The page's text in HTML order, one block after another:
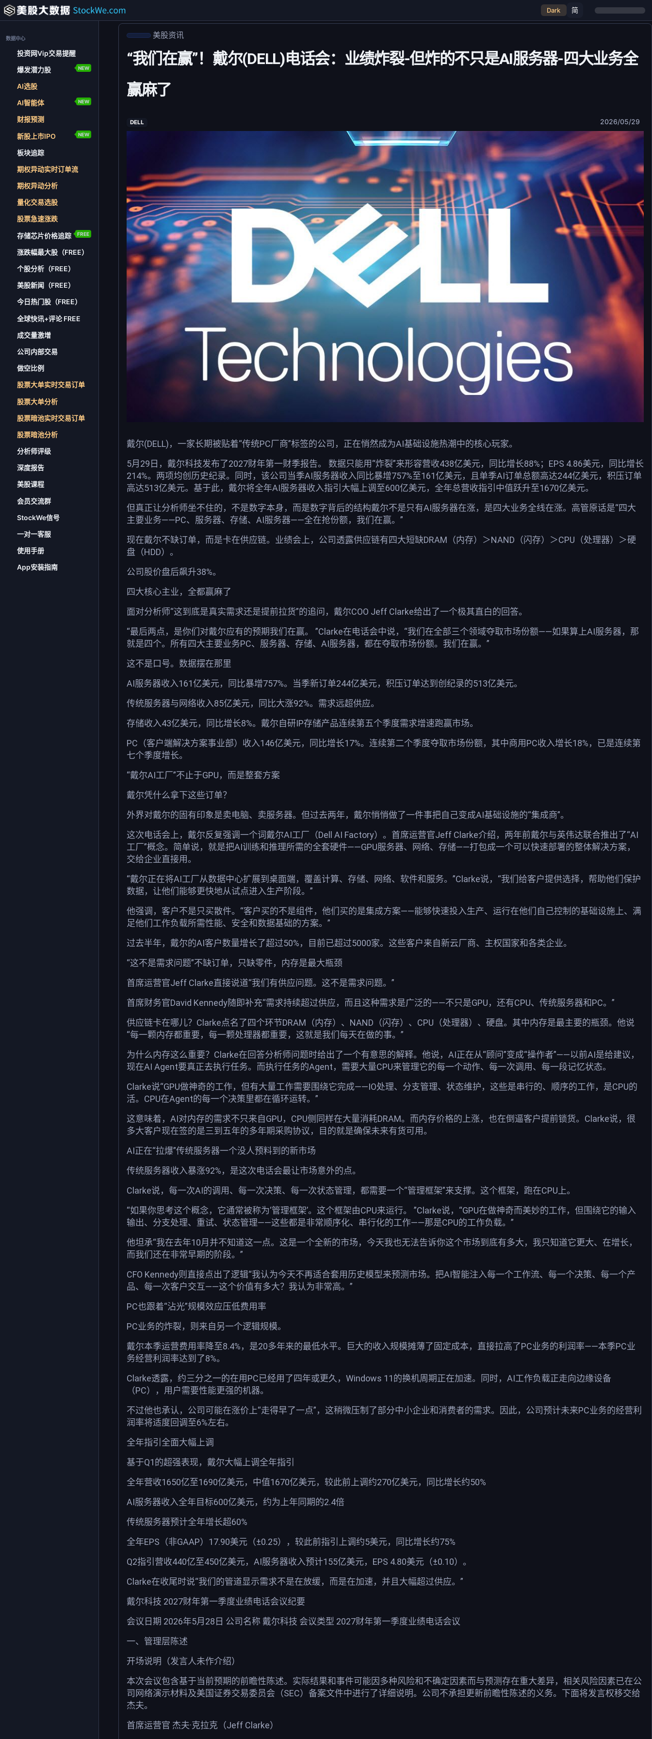
数据中心
投资网Vip交易提醒
爆发潜力股 NEW
AI选股
AI智能体 NEW
财报预测
新股上市IPO NEW
板块追踪
期权异动实时订单流
期权异动分析
量化交易选股
股票急速涨跌
存储芯片价格追踪 FREE
涨跌幅最大股（FREE）
个股分析（FREE）
美股新闻（FREE）
今日热门股（FREE）
全球快讯+评论 FREE
成交量激增
公司内部交易
做空比例
股票大单实时交易订单
股票大单分析
股票暗池实时交易订单
股票暗池分析
分析师评级
深度报告
美股课程
会员交流群
StockWe信号
一对一客服
使用手册
App安装指南
Dark 简
美股资讯
“我们在赢”！戴尔(DELL)电话会：业绩炸裂-但炸的不只是AI服务器-四大业务全
赢麻了
DELL 2026/05/29
戴尔(DELL)，一家长期被贴着“传统PC厂商”标签的公司，正在悄然成为AI基础设施热潮中的核心玩家。
5月29日，戴尔科技发布了2027财年第一财季报告。 数据只能用“炸裂”来形容营收438亿美元，同比增长88%；EPS 4.86美元，同比增长
214%。两项均创历史纪录。同时，该公司当季AI服务器收入同比暴增757%至161亿美元，且单季AI订单总额高达244亿美元，积压订单
高达513亿美元。基于此，戴尔将全年AI服务器收入指引大幅上调至600亿美元，全年总营收指引中值跃升至1670亿美元。
但真正让分析师坐不住的，不是数字本身，而是数字背后的结构戴尔不是只有AI服务器在涨，是四大业务全线在涨。高管原话是“四大
主要业务——PC、服务器、存储、AI服务器——全在抢份额，我们在赢。”
现在戴尔不缺订单，而是卡在供应链。业绩会上，公司透露供应链有四大短缺DRAM（内存）＞NAND（闪存）＞CPU（处理器）＞硬
盘（HDD）。
公司股价盘后飙升38%。
四大核心主业，全都赢麻了
面对分析师“这到底是真实需求还是提前拉货”的追问，戴尔COO Jeff Clarke给出了一个极其直白的回答。
“最后两点，是你们对戴尔应有的预期我们在赢。 ”Clarke在电话会中说，“我们在全部三个领域夺取市场份额——如果算上AI服务器，那
就是四个。所有四大主要业务PC、服务器、存储、AI服务器，都在夺取市场份额。我们在赢。”
这不是口号。数据摆在那里
AI服务器收入161亿美元，同比暴增757%。当季新订单244亿美元，积压订单达到创纪录的513亿美元。
传统服务器与网络收入85亿美元，同比大涨92%。需求远超供应。
存储收入43亿美元，同比增长8%。戴尔自研IP存储产品连续第五个季度需求增速跑赢市场。
PC（客户端解决方案事业部）收入146亿美元，同比增长17%。连续第二个季度夺取市场份额，其中商用PC收入增长18%，已是连续第
七个季度增长。
“戴尔AI工厂”不止于GPU，而是整套方案
戴尔凭什么拿下这些订单？
外界对戴尔的固有印象是卖电脑、卖服务器。但过去两年，戴尔悄悄做了一件事把自己变成AI基础设施的“集成商”。
这次电话会上，戴尔反复强调一个词戴尔AI工厂（Dell AI Factory）。首席运营官Jeff Clarke介绍，两年前戴尔与英伟达联合推出了“AI
工厂”概念。简单说，就是把AI训练和推理所需的全套硬件——GPU服务器、网络、存储——打包成一个可以快速部署的整体解决方案，
交给企业直接用。
“戴尔正在将AI工厂从数据中心扩展到桌面端，覆盖计算、存储、网络、软件和服务。”Clarke说，“我们给客户提供选择，帮助他们保护
数据，让他们能够更快地从试点进入生产阶段。”
他强调，客户不是只买散件。“客户买的不是组件，他们买的是集成方案——能够快速投入生产、运行在他们自己控制的基础设施上、满
足他们工作负载所需性能、安全和数据基础的方案。”
过去半年，戴尔的AI客户数量增长了超过50%，目前已超过5000家。这些客户来自新云厂商、主权国家和各类企业。
“这不是需求问题”不缺订单，只缺零件，内存是最大瓶颈
首席运营官Jeff Clarke直接说道“我们有供应问题。这不是需求问题。”
首席财务官David Kennedy随即补充“需求持续超过供应，而且这种需求是广泛的——不只是GPU，还有CPU、传统服务器和PC。”
供应链卡在哪儿？Clarke点名了四个环节DRAM（内存）、NAND（闪存）、CPU（处理器）、硬盘。其中内存是最主要的瓶颈。他说
“每一颗内存都重要，每一颗处理器都重要，这就是我们每天在做的事。”
为什么内存这么重要？Clarke在回答分析师问题时给出了一个有意思的解释。他说，AI正在从“顾问”变成“操作者”——以前AI是给建议，
现在AI Agent要真正去执行任务。而执行任务的Agent，需要大量CPU来管理它的每一个动作、每一次调用、每一段记忆状态。
Clarke说“GPU做神奇的工作，但有大量工作需要围绕它完成——IO处理、分支管理、状态维护，这些是串行的、顺序的工作，是CPU的
活。CPU在Agent的每一个决策里都在循环运转。”
这意味着，AI对内存的需求不只来自GPU，CPU侧同样在大量消耗DRAM。而内存价格的上涨，也在倒逼客户提前锁货。Clarke说，很
多大客户现在签的是三到五年的多年期采购协议，目的就是确保未来有货可用。
AI正在“拉爆”传统服务器一个没人预料到的新市场
传统服务器收入暴涨92%，是这次电话会最让市场意外的点。
Clarke说，每一次AI的调用、每一次决策、每一次状态管理，都需要一个“管理框架”来支撑。这个框架，跑在CPU上。
“如果你思考这个概念，它通常被称为‘管理框架’。这个框架由CPU来运行。 ”Clarke说，“GPU在做神奇而美妙的工作，但围绕它的输入
输出、分支处理、重试、状态管理——这些都是非常顺序化、串行化的工作——那是CPU的工作负载。”
他坦承“我在去年10月并不知道这一点。这是一个全新的市场，今天我也无法告诉你这个市场到底有多大，我只知道它更大、在增长，
而我们还在非常早期的阶段。”
CFO Kennedy则直接点出了逻辑“我认为今天不再适合套用历史模型来预测市场。把AI智能注入每一个工作流、每一个决策、每一个产
品、每一次客户交互——这个价值有多大？我认为非常高。”
PC也跟着“沾光”规模效应压低费用率
PC业务的炸裂，则来自另一个逻辑规模。
戴尔本季运营费用率降至8.4%，是20多年来的最低水平。巨大的收入规模摊薄了固定成本，直接拉高了PC业务的利润率——本季PC业
务经营利润率达到了8%。
Clarke透露，约三分之一的在用PC已经用了四年或更久，Windows 11的换机周期正在加速。同时，AI工作负载正走向边缘设备
（PC），用户需要性能更强的机器。
不过他也承认，公司可能在涨价上“走得早了一点”，这稍微压制了部分中小企业和消费者的需求。因此，公司预计未来PC业务的经营利
润率将适度回调至6%左右。
全年指引全面大幅上调
基于Q1的超强表现，戴尔大幅上调全年指引
全年营收1650亿至1690亿美元，中值1670亿美元，较此前上调约270亿美元，同比增长约50%
AI服务器收入全年目标600亿美元，约为上年同期的2.4倍
传统服务器预计全年增长超60%
全年EPS（非GAAP）17.90美元（±0.25），较此前指引上调约5美元，同比增长约75%
Q2指引营收440亿至450亿美元，AI服务器收入预计155亿美元，EPS 4.80美元（±0.10）。
Clarke在收尾时说“我们的管道显示需求不是在放缓，而是在加速，并且大幅超过供应。”
戴尔科技 2027财年第一季度业绩电话会议纪要
会议日期 2026年5月28日 公司名称 戴尔科技 会议类型 2027财年第一季度业绩电话会议
一、管理层陈述
开场说明（发言人未作介绍）
本次会议包含基于当前预期的前瞻性陈述。实际结果和事件可能因多种风险和不确定因素而与预测存在重大差异，相关风险因素已在公
司网络演示材料及美国证券交易委员会（SEC）备案文件中进行了详细说明。公司不承担更新前瞻性陈述的义务。下面将发言权移交给
杰夫。
首席运营官 杰夫·克拉克（Jeff Clarke）